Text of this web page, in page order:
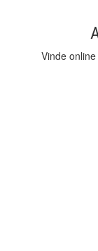
Vinde